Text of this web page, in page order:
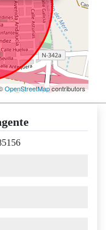
OpenStreetMapcontributors